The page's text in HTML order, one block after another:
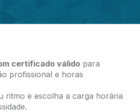
certificado válidopara
profissional e horas
ritmo e escolha a carga horária